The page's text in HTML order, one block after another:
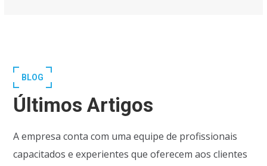
BLOG
Últimos Artigos
A empresa conta com uma equipe de profissionais
capacitados e experientes que oferecem aos clientes